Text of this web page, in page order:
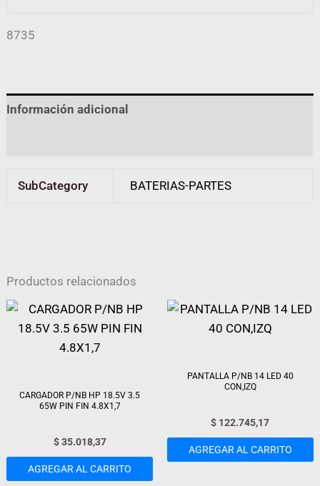
8735
Información adicional
SubCategory BATERIAS-PARTES
Productos relacionados
CARGADOR P/NB HP 18.5V 3.5
65W PIN FIN 4.8X1,7
$35.018,37
AGREGAR AL CARRITO
PANTALLA P/NB 14 LED 40
CON,IZQ
$ 122.745,17
AGREGAR AL CARRITO